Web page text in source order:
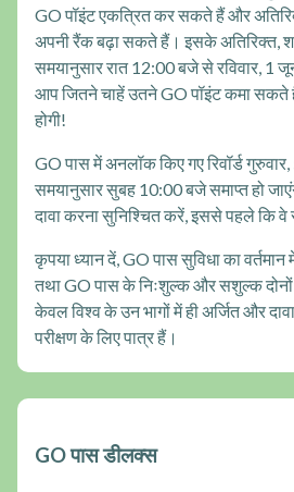
GO पॉइंट एकत्रित कर सकते हैं और
अपनी रैंक बढ़ा सकते हैं। इसके अतिरिक्त,
समयानुसार रात 12:00 बजे से रविवार, 1
आप जितने चाहें उतने GO पॉइंट कमा सकते
होगी!
GO पास में अनलॉक किए गए रिवॉर्ड
समयानुसार सुबह 10:00 बजे समाप्त हो
दावा करना सुनिश्चित करें, इससे पहले कि वे
कृपया ध्यान दें, GO पास सुविधा का वर्तमान
तथा GO पास के निःशुल्क और सशुल्क
केवल विश्व के उन भागों में ही अर्जित और
परीक्षण के लिए पात्र हैं।
GO पास डीलक्स